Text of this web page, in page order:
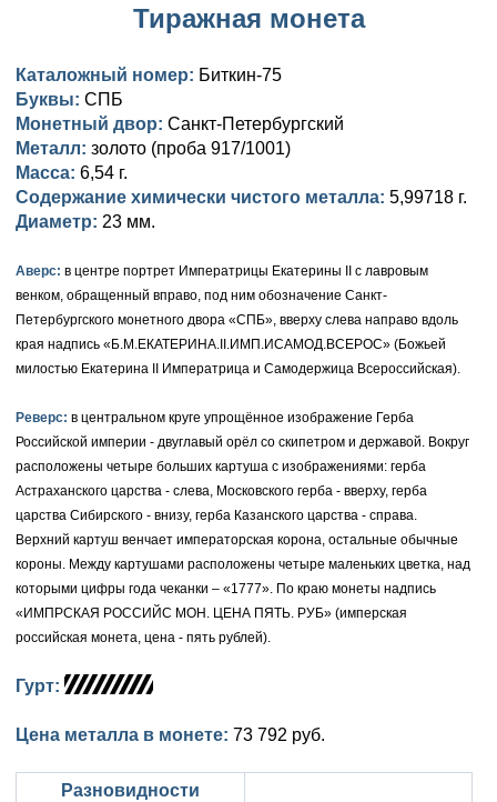
Памятные и юбилейные
Медь
Германская оккупация
Для Финляндии
Памятные и донативные
Серебро
Медь
Для Финляндии
Памятные и донативные
Александр II (1855-1881)
Золото
Серебро
Медь
Для Финляндии
Николай I (1825-1855)
Платина, золото
Серебро
Медь
Русско-Польские
Для Польши
Александр I (1801-1825)
Золото
Серебро
Для Грузии
Для Польши
Павел I (1796-1801)
Золото
Медь
Екатерина II (1762-1796)
Серебро
Медь
Для Молдавии и Валахии
Таврические монеты
Елизавета I (1741-1762)
Золото
Медь
Для Пруссии
Ливонезы
Альбертусталер
Иоанн Антонович (1740-1741)
Петр II (1727-1730)
Екатерина I (1725-1727)
Петр I (1682-1725)
Золото
Медь
Тиражная монета
Каталожный номер: Биткин-75
Буквы: СПБ
Монетный двор: Санкт-Петербургский
Металл: золото (проба 917/1001)
Масса: 6,54 г.
Содержание химически чистого металла: 5,99718 г.
Диаметр: 23 мм.
Аверс: в центре портрет Императрицы Екатерины II с лавровым
венком, обращенный вправо, под ним обозначение Санкт-
Петербургского монетного двора «СПБ», вверху слева направо вдоль
края надпись «Б.М.ЕКАТЕРИНА.II.ИМП.ИСАМОД.ВСЕРОС» (Божьей
милостью Екатерина II Императрица и Самодержица Всероссийская).
Реверс: в центральном круге упрощённое изображение Герба
Российской империи - двуглавый орёл со скипетром и державой. Вокруг
расположены четыре больших картуша с изображениями: герба
Астраханского царства - слева, Московского герба - вверху, герба
царства Сибирского - внизу, герба Казанского царства - справа.
Верхний картуш венчает императорская корона, остальные обычные
короны. Между картушами расположены четыре маленьких цветка, над
которыми цифры года чеканки – «1777». По краю монеты надпись
«ИМПРСКАЯ РОССИЙС МОН. ЦЕНА ПЯТЬ. РУБ» (имперская
российская монета, цена - пять рублей).
Гурт:
Цена металла в монете: 73 792 руб.
Разновидности